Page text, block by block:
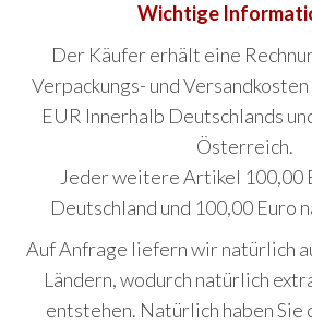
Wichtige
Der Käufer erhält eine
Verpackungs- und
EUR Innerhalb Deutschlands
Österreich.
Jeder weitere Artikel 100,00
Deutschland und 100,00 Euro
Auf Anfrage liefern wir natürlich
Ländern, wodurch natürlich
entstehen. Natürlich haben